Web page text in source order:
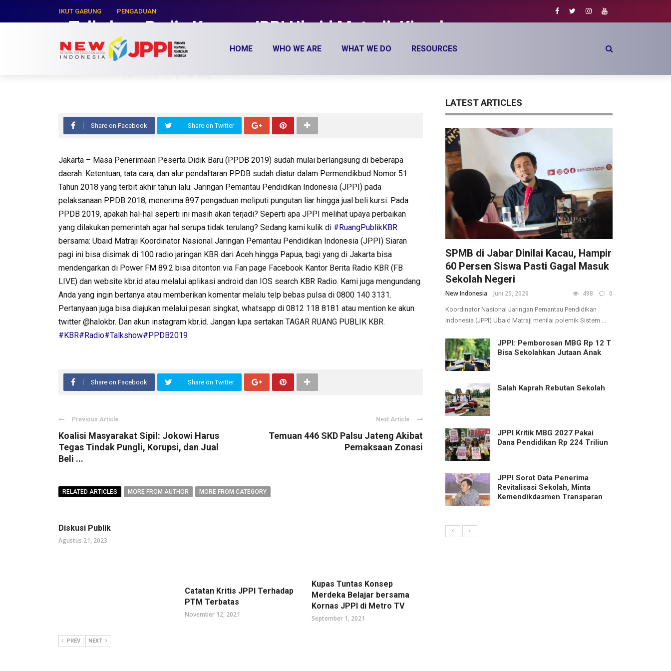
IKUT GABUNG PENGADUAN
HOME WHO WE ARE WHAT WE DO RESOURCES
Talkshow Radio Kornas JPPI Ubaid Matraji: Kisruh
PPDB terulang tahun ini?
Share on Facebook Share on Twitter
Jakarta – Masa Penerimaan Peserta Didik Baru (PPDB 2019) sudah mulai berlangsung di beberapa
daerah. Ketentuan, tata cara, dan alur pendaftaran PPDB sudah diatur dalam Permendikbud Nomor 51
Tahun 2018 yang terbit akhir tahun lalu. Jaringan Pemantau Pendidikan Indonesia (JPPI) pada
pelaksanaan PPDB 2018, menerima 897 pengaduan meliputi pungutan liar hingga jual beli kursi. Pada
PPDB 2019, apakah hal-hal seperti ini masih akan terjadi? Seperti apa JPPI melihat upaya perbaikan
yang dilakukan pemerintah agar hal serupa tidak terulang? Sedang kami kulik di #RuangPublikKBR
bersama: Ubaid Matraji Koordinator Nasional Jaringan Pemantau Pendidikan Indonesia (JPPI) Siaran
pagi ini bisa disimak di 100 radio jaringan KBR dari Aceh hingga Papua, bagi yang di Jakarta bisa
mendengarkan di Power FM 89.2 bisa ditonton via Fan page Facebook Kantor Berita Radio KBR (FB
LIVE) dan website kbr.id atau melalui aplikasi android dan IOS search KBR Radio. Kami juga mengundang
Anda yang ingin bertanya atau memberikan komentar melalu telp bebas pulsa di 0800 140 3131.
Pertanyaan juga bisa diajukan melalui pesan singkat, whatsapp di 0812 118 8181 atau mention ke akun
twitter @halokbr. Dan akun instagram kbr.id. Jangan lupa sertakan TAGAR RUANG PUBLIK KBR.
#KBR#Radio#Talkshow#PPDB2019
Share on Facebook Share on Twitter
Previous Article
Koalisi Masyarakat Sipil: Jokowi Harus
Tegas Tindak Pungli, Korupsi, dan Jual
Beli ...
Next Article
Temuan 446 SKD Palsu Jateng Akibat
Pemaksaan Zonasi
RELATED ARTICLES MORE FROM AUTHOR MORE FROM CATEGORY
Diskusi Publik
Agustus 21, 2023
Catatan Kritis JPPI Terhadap
PTM Terbatas
November 12, 2021
Kupas Tuntas Konsep
Merdeka Belajar bersama
Kornas JPPI di Metro TV
September 1, 2021
PREV NEXT
LATEST ARTICLES
SPMB di Jabar Dinilai Kacau, Hampir
60 Persen Siswa Pasti Gagal Masuk
Sekolah Negeri
New Indonesia Juni 25, 2026 498 0
Koordinator Nasional Jaringan Pemantau Pendidikan
Indonesia (JPPI) Ubaid Matraji menilai polemik Sistem ...
JPPI: Pemborosan MBG Rp 12 T
Bisa Sekolahkan Jutaan Anak
Salah Kaprah Rebutan Sekolah
JPPI Kritik MBG 2027 Pakai
Dana Pendidikan Rp 224 Triliun
JPPI Sorot Data Penerima
Revitalisasi Sekolah, Minta
Kemendikdasmen Transparan